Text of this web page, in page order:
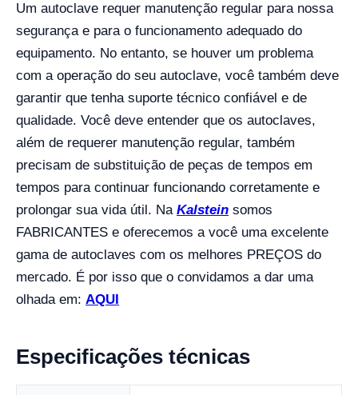
Um autoclave requer manutenção regular para nossa
segurança e para o funcionamento adequado do
equipamento. No entanto, se houver um problema
com a operação do seu autoclave, você também deve
garantir que tenha suporte técnico confiável e de
qualidade. Você deve entender que os autoclaves,
além de requerer manutenção regular, também
precisam de substituição de peças de tempos em
tempos para continuar funcionando corretamente e
prolongar sua vida útil. Na Kalstein somos
FABRICANTES e oferecemos a você uma excelente
gama de autoclaves com os melhores PREÇOS do
mercado. É por isso que o convidamos a dar uma
olhada em: AQUI
Especificações técnicas